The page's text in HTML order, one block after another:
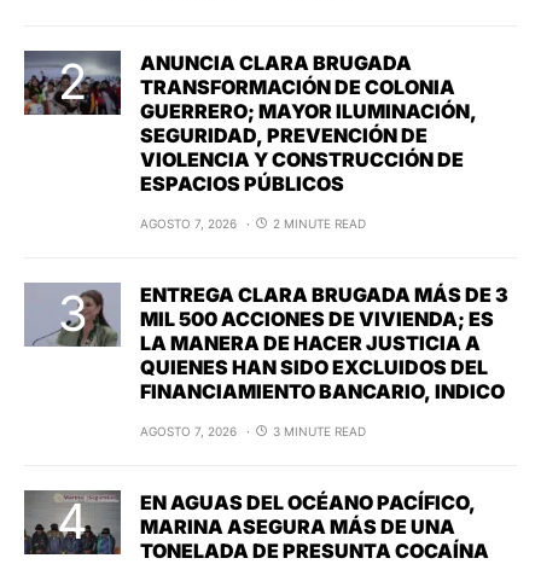
ANUNCIA CLARA BRUGADA
TRANSFORMACIÓN DE COLONIA
GUERRERO; MAYOR ILUMINACIÓN,
SEGURIDAD, PREVENCIÓN DE
VIOLENCIA Y CONSTRUCCIÓN DE
ESPACIOS PÚBLICOS
AGOSTO 7, 2026 2 MINUTE READ
ENTREGA CLARA BRUGADA MÁS DE 3
MIL 500 ACCIONES DE VIVIENDA; ES
LA MANERA DE HACER JUSTICIA A
QUIENES HAN SIDO EXCLUIDOS DEL
FINANCIAMIENTO BANCARIO, INDICO
AGOSTO 7, 2026 3 MINUTE READ
EN AGUAS DEL OCÉANO PACÍFICO,
MARINA ASEGURA MÁS DE UNA
TONELADA DE PRESUNTA COCAÍNA